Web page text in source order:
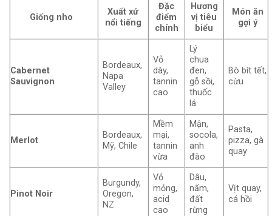
Giống nho
Xuất xứ
nổi tiếng
Đặc
điểm
chính
Hương
vị tiêu
biểu
Món ăn
gợi ý
Cabernet
Sauvignon
Bordeaux,
Napa
Valley
Vỏ
dày,
tannin
cao
Lý
chua
đen,
gỗ sồi,
thuốc
lá
Bò bít tết,
cừu
Merlot
Bordeaux,
Mỹ, Chile
Mềm
mại,
tannin
vừa
Mận,
socola,
anh
đào
Pasta,
pizza, gà
quay
Pinot Noir
Burgundy,
Oregon,
NZ
Vỏ
mỏng,
acid
cao
Dâu,
nấm,
đất
rừng
Vịt quay,
cá hồi